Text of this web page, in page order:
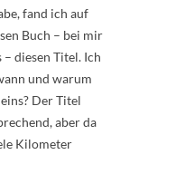
fand ich auf
Buch – bei mir
diesen Titel. Ich
und warum
Der Titel
aber da
Kilometer